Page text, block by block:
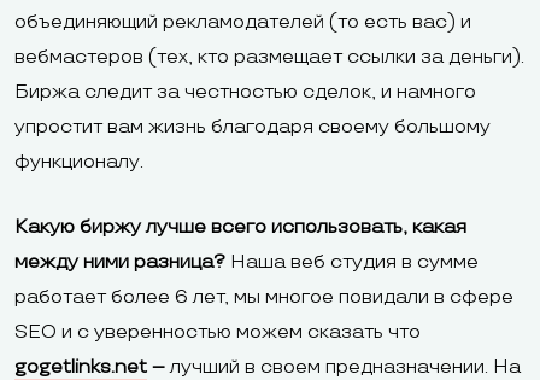
объединяющий рекламодателей (то есть вас) и
вебмастеров (тех, кто размещает ссылки за деньги).
Биржа следит за честностью сделок, и намного
упростит вам жизнь благодаря своему большому
функционалу.
Какую биржу лучше всего использовать, какая
между ними разница? Наша веб студия в сумме
работает более 6 лет, мы многое повидали в сфере
SEO и с уверенностью можем сказать что
gogetlinks.net –лучший в своем предназначении. На